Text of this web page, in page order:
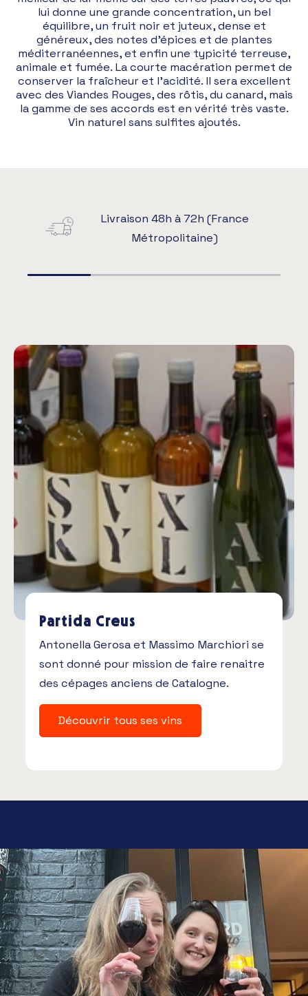
lui donne une grande concentration, un bel
équilibre, un fruit noir et juteux, dense et
généreux, des notes d’épices et de plantes
méditerranéennes, et enfin une typicité terreuse,
animale et fumée. La courte macération permet de
conserver la fraîcheur et l’acidité. Il sera excellent
avec des Viandes Rouges, des rôtis, du canard, mais
la gamme de ses accords est en vérité très vaste.
Vin naturel sans sulfites ajoutés.
Livraison 48h à 72h (France
Métropolitaine)
Partida Creus
Antonella Gerosa et Massimo Marchiori se
sont donné pour mission de faire renaitre
des cépages anciens de Catalogne.
Découvrir tous ses vins